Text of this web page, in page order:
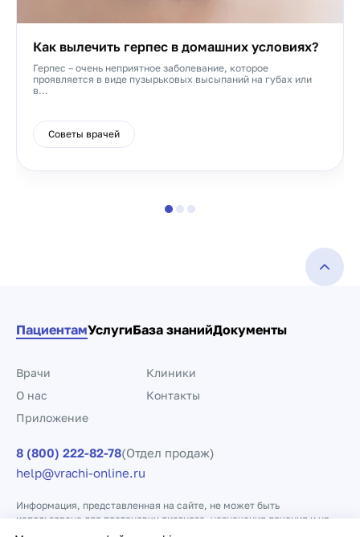
Как вылечить герпес в домашних условиях?
Герпес – очень неприятное заболевание, которое
проявляется в виде пузырьковых высыпаний на губах или
в...
Советы врачей
ПациентамУслугиБаза знанийДокументы
Врачи
Клиники
О нас
Контакты
Приложение
8 (800) 222-82-78(Отдел продаж)
help@vrachi-online.ru
Информация, представленная на сайте, не может быть
использована для постановки диагноза, назначения лечения и не
заменяет прием врача.